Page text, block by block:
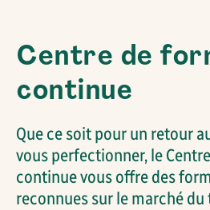
formation
continue
Centre de
continue
Que ce soit pour un retour
vous perfectionner, le
continue vous offre des
reconnues sur le marché